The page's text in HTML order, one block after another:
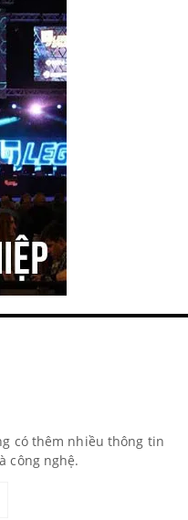
có thêm nhiều thông tin
công nghệ.